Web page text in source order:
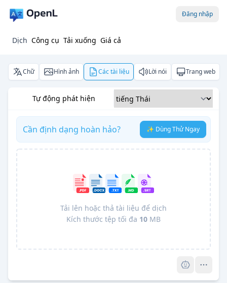
Đăng nhập
Dịch Công cụ Tải xuống Giá cả
Chữ Hình ảnh Các tài liệu Lời nói Trang web
Tự động phát hiện
Cần định dạng hoàn hảo? ✨ Dùng Thử Ngay
Tải lên hoặc thả tài liệu để dịch
Kích thước tệp tối đa 10 MB